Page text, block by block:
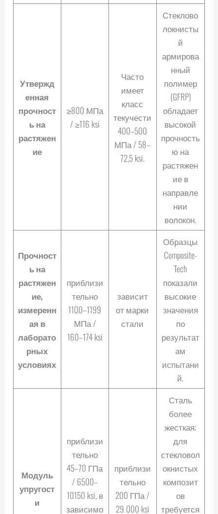
Утвержд
енная
прочност
ь на
растяжен
ие
≥800 МПа
/ ≥116 ksi
Часто
имеет
класс
текучести
400–500
МПа / 58–
72,5 ksi.
Стеклово
локнисты
й
армирова
нный
полимер
(GFRP)
обладает
высокой
прочность
ю на
растяжен
ие в
направле
нии
волокон.
Прочност
ь на
растяжен
ие,
измеренн
ая в
лаборато
рных
условиях
приблизи
тельно
1100–1199
МПа /
160–174 ksi
зависит
от марки
стали
Образцы
Composite-
Tech
показали
высокие
значения
по
результат
ам
испытани
й.
Модуль
упругост
и
приблизи
тельно
45–70 ГПа
/ 6500–
10150 ksi, в
зависимо
приблизи
тельно
200 ГПа /
29 000 ksi
Сталь
более
жесткая;
для
стекловол
окнистых
композит
ов
требуется